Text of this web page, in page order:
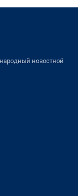
новостной